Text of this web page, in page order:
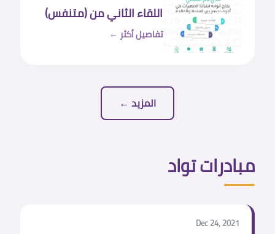
اللقاء الثاني من (متنفس)
تفاصيل أكثر ←
المزيد ←
مبادرات تواد
Dec 24, 2021